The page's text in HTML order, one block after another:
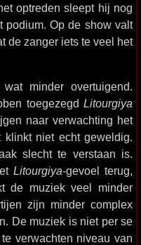
optreden sleept hij nog
podium. Op de show valt
de zanger iets te veel het
minder overtuigend.
toegezegd Litourgiya
naar verwachting het
klinkt niet echt geweldig.
slecht te verstaan is.
Litourgiya-gevoel terug,
de muziek veel minder
zijn minder complex
De muziek is niet per se
verwachten niveau van